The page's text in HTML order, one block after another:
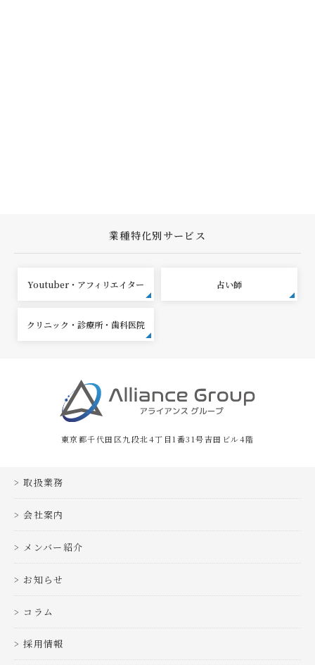
業種特化別サービス
Youtuber・アフィリエイター 占い師
クリニック・診療所・歯科医院
東京都千代田区九段北4丁目1番31号吉田ビル4階
取扱業務
会社案内
メンバー紹介
お知らせ
コラム
採用情報